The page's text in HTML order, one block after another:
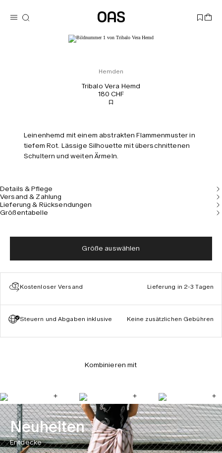
Hemden
Tribalo Vera Hemd
180 CHF
Leinenhemd mit einem abstrakten Flammenmuster in
tiefem Rot. Lässige Silhouette mit überschnittenen
Schultern und weiten Ärmeln.
Details & Pflege
Versand & Zahlung
Lieferung & Rücksendungen
Größentabelle
Größe auswählen
Kostenloser Versand Lieferung in 2-3 Tagen
Steuern und Abgaben inklusive Keine zusätzlichen Gebühren
Kombinieren mit
Neuheiten
Entdecke